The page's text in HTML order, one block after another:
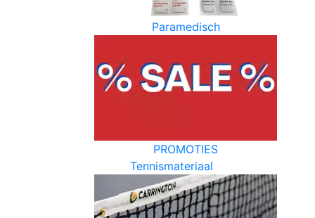
Paramedisch
PROMOTIES
Tennismateriaal